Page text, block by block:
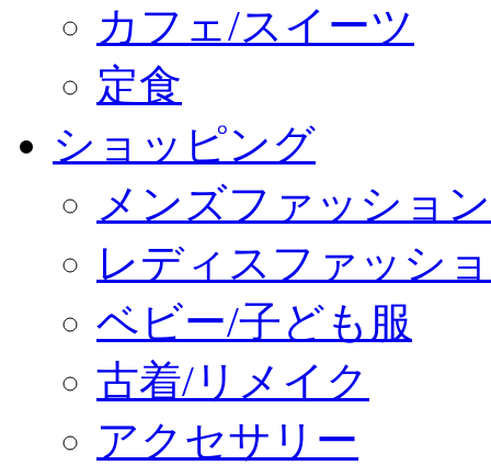
カフェ/スイーツ
定食
ショッピング
メンズファッション
レディスファッシ
ベビー/子ども服
古着/リメイク
アクセサリー